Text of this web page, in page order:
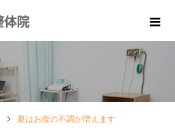
夏はお腹の不調が増えます